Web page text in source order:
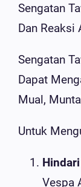
Sengatan
Dan Reaksi
Sengatan
Dapat
Mual,
Untuk
Vespa